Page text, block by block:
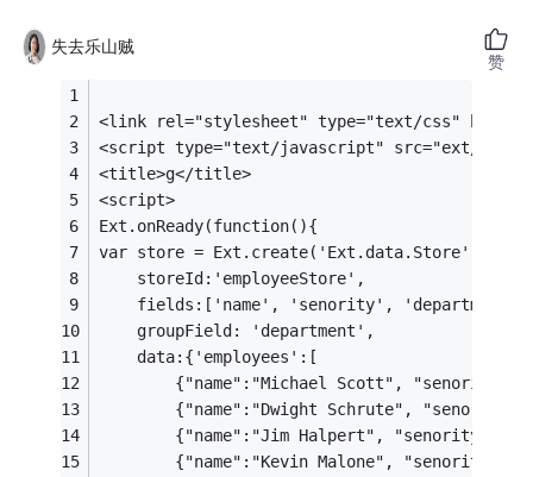
失去乐山贼
<link rel="stylesheet" type="text/css"
<script type="text/javascript" src="ext/ext-
<title>g</title>
<script>
Ext.onReady(function(){
var store = Ext.create('Ext.data.Store', {
    storeId:'employeeStore',
fields:['name', 'senority',
    groupField: 'department',
    data:{'employees':[
{"name":"Michael Scott",
{"name":"Dwight Schrute",
{"name":"Jim Halpert", "senority":3,
{"name":"Kevin Malone",
赞